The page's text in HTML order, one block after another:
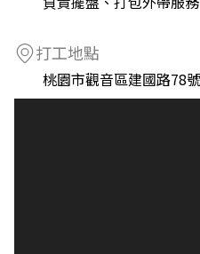
打工地點
桃園市觀音區建國路78號